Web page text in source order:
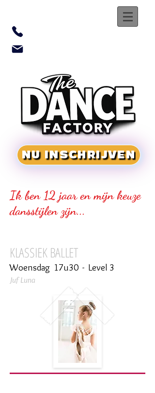
NU INSCHRIJVEN
Ik ben 12 jaar en mijn keuze
dansstijlen zijn...
KLASSIEK BALLET
Woensdag 17u30 - Level 3
Juf Luna